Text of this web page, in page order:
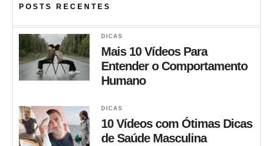
POSTS RECENTES
DICAS
Mais 10 Vídeos Para
Entender o Comportamento
Humano
DICAS
10 Vídeos com Ótimas Dicas
de Saúde Masculina